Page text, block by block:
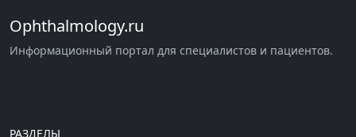
Ophthalmology.ru
Информационный портал для специалистов и пациентов.
РАЗДЕЛЫ